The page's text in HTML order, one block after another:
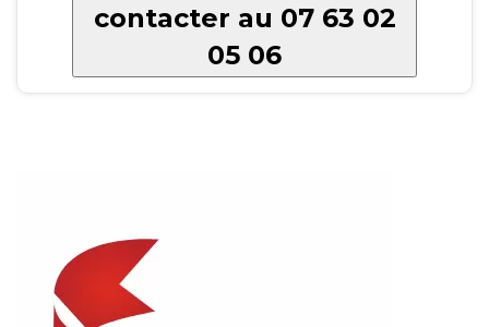
contacter au 07 63 02
05 06